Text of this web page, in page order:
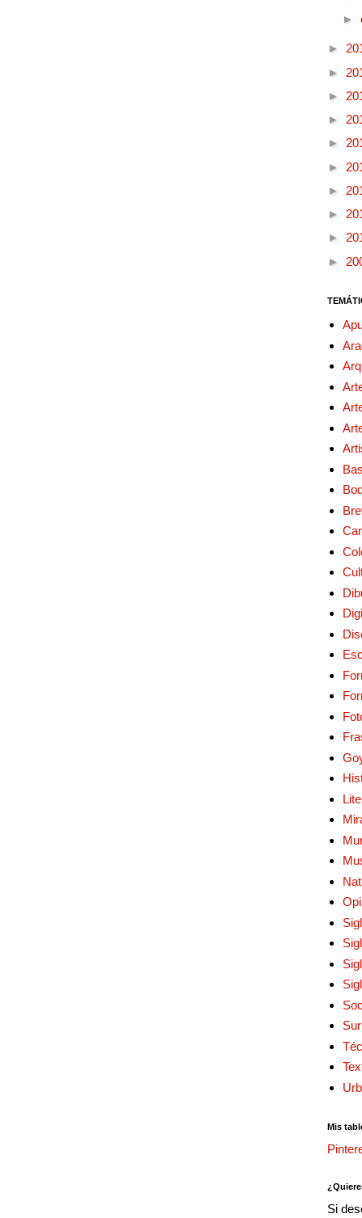
►
►
►
►
►
►
►
►
►
►
►
Mis
Si